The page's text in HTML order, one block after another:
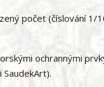
počet (číslování 1/
ochrannými